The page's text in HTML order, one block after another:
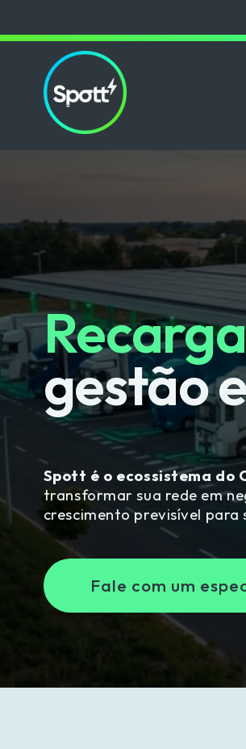
gestão
Spott é o ecossistema do
transformar sua rede em
crescimento previsível para
Fale com um